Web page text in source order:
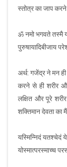
स्तोत्र का जाप
ॐ नमो भगवते तस्मै
पुरुषायादिबीजाय
अर्थ: गजेंद्र ने मन
करने से ही शरीर
लक्षित और पूरे
शक्तिमान देवता का
यस्मिन्निदं यतश्चेदं
योस्मात्परस्माच्च